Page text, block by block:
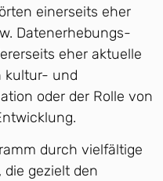
einerseits eher
Datenerhebungs-
eher aktuelle
kultur- und
oder der Rolle von
durch vielfältige
gezielt den